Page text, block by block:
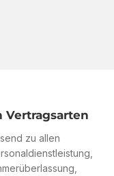
Vertragsarten
zu allen